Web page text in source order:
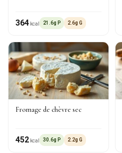
364 kcal 21.6g P 2.6g G
Fromage de chèvre sec
452 kcal 30.6g P 2.2g G